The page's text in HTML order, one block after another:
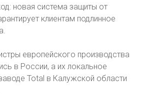
новая система защиты от
клиентам подлинное
европейского производства
в России, а их локальное
Total в Калужской области